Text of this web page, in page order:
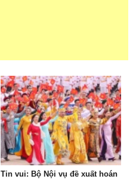
Tin vui: Bộ Nội vụ đề xuất hoán